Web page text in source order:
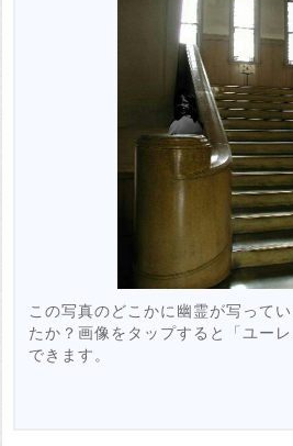
この写真のどこかに幽霊が写って
たか？画像をタップすると「ユー
できます。